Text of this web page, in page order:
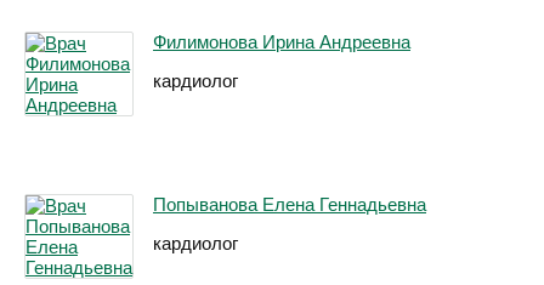
Филимонова Ирина Андреевна
кардиолог
Попыванова Елена Геннадьевна
кардиолог